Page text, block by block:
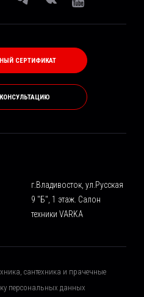
СЕРТИФИКАТ
г.Владивосток, ул.Русская
9 "Б", 1 этаж. Салон
техники VARKA
сантехника и прачечные
персональных данных